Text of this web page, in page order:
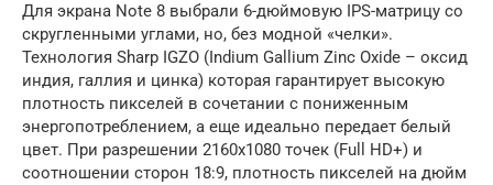
Для экрана Nоte 8 выбрали 6-дюймовую IРS-матрицу со
скругленными углами, но, без модной «челки».
Технология Shаrp IGZО (Indium Gаllium Zinc Оxide – оксид
индия, галлия и цинка) которая гарантирует высокую
плотность пикселей в сочетании с пониженным
энергопотреблением, а еще идеально передает белый
цвет. При разрешении 2160х1080 точек (Full HD+) и
соотношении сторон 18:9, плотность пикселей на дюйм